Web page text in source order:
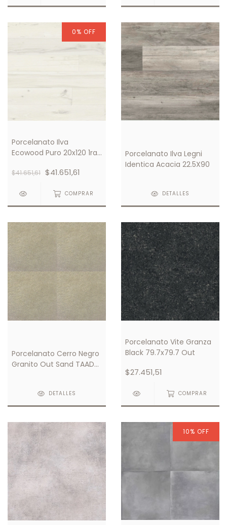
0% OFF
Porcelanato Ilva
Ecowood Puro 20x120 1ra
$41.651,61 $41.651,61
COMPRAR
Porcelanato Ilva Legni
Identica Acacia 22.5X90
DETALLES
Porcelanato Cerro Negro
Granito Out Sand TAAD
DETALLES
Porcelanato Vite Granza
Black 79.7x79.7 Out
$27.451,51
COMPRAR
10% OFF